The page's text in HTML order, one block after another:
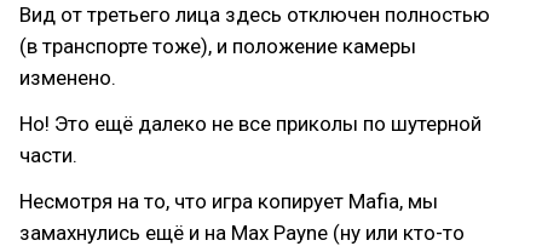
Вид от третьего лица здесь отключен полностью
(в транспорте тоже), и положение камеры
изменено.
Но! Это ещё далеко не все приколы по шутерной
части.
Несмотря на то, что игра копирует Mafia, мы
замахнулись ещё и на Max Payne (ну или кто-то